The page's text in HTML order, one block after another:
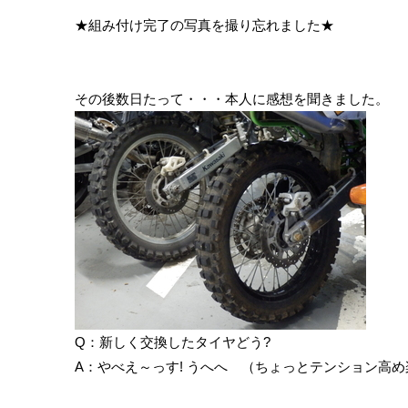
★組み付け完了の写真を撮り忘れました★
その後数日たって・・・本人に感想を聞きました。
Q：新しく交換したタイヤどう?
A：やべえ～っす! うへへ （ちょっとテンション高め